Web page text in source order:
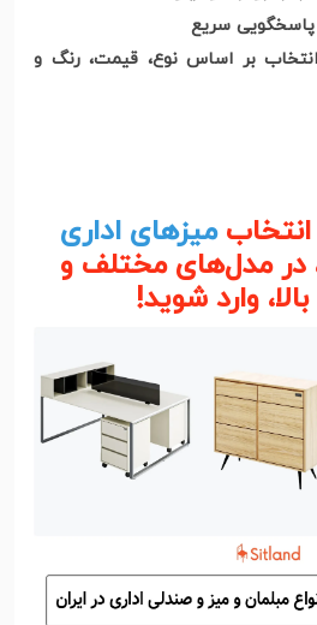
پاسخگویی سریع
انتخاب بر اساس نوع، قیمت، رنگ و
انتخابمیزهای اداری
مدل‌های مختلف و
وارد شوید!